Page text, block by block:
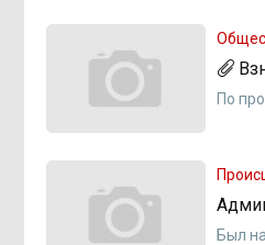
По
Был